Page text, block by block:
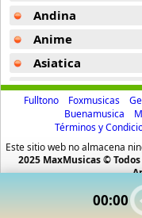
Baby Karen
17 músicas online
Baby Ranks
16 músicas online
Baby Rasta
21 músicas online
Baby Rasta Y Gringo
00:00
Andina
Anime
Asiatica
Atevip
Bachatas
Baladas
Baladas De Oro
Fulltono Foxmusicas
Buenamusica
Términos y
Este sitio web no almacena
2025 MaxMusicas ©